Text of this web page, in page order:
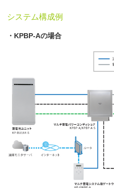
システム構成例
・KPBP-Aの場合